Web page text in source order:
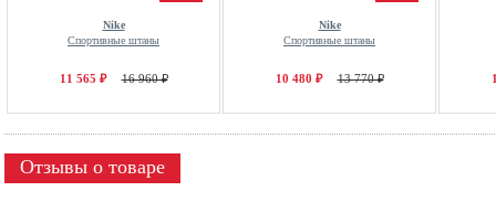
Nike
Спортивные штаны
11 565 ₽ 16 960 ₽
Nike
Спортивные штаны
10 480 ₽ 13 770 ₽
Отзывы о товаре